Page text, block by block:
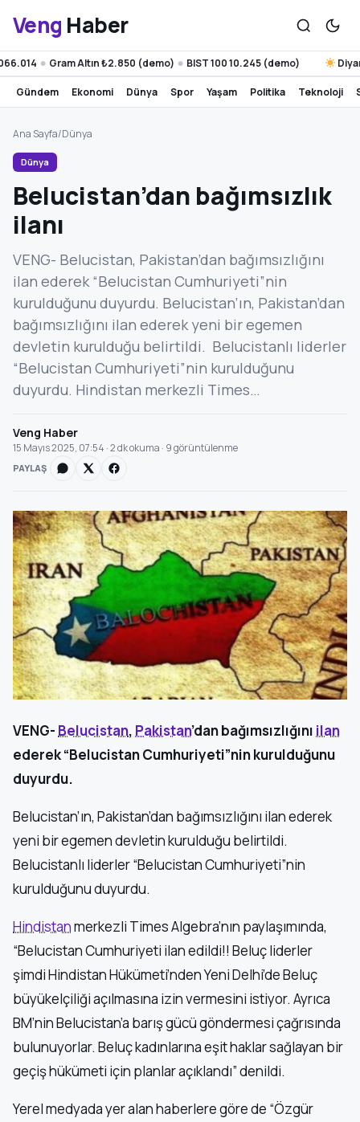
Veng Haber
● Gram Altın ₺2.850 (demo) ● BIST 100 10.245 (demo)
gündem ekonomi dünya spor yaşam politika teknoloji
Ana Sayfa/Dünya
Dünya
Belucistan’dan bağımsızlık
ilanı
VENG- Belucistan, Pakistan’dan bağımsızlığını
ilan ederek “Belucistan Cumhuriyeti”nin
kurulduğunu duyurdu. Belucistan’ın, Pakistan’dan
bağımsızlığını ilan ederek yeni bir egemen
devletin kurulduğu belirtildi. Belucistanlı liderler
“Belucistan Cumhuriyeti”nin kurulduğunu
duyurdu. Hindistan merkezli Times…
Veng Haber
15 Mayıs 2025, 07:54 · 2 dk okuma · 9 görüntülenme
PAYLAŞ
VENG- Belucistan, Pakistan’dan bağımsızlığını ilan
ederek “Belucistan Cumhuriyeti”nin kurulduğunu
duyurdu.
Belucistan’ın, Pakistan’dan bağımsızlığını ilan ederek
yeni bir egemen devletin kurulduğu belirtildi.
Belucistanlı liderler “Belucistan Cumhuriyeti”nin
kurulduğunu duyurdu.
Hindistanmerkezli Times Algebra’nın paylaşımında,
“Belucistan Cumhuriyeti ilan edildi!! Beluç liderler
şimdi Hindistan Hükümeti’nden Yeni Delhi’de Beluç
büyükelçiliği açılmasına izin vermesini istiyor. Ayrıca
BM’nin Belucistan’a barış gücü göndermesi çağrısında
bulunuyorlar. Beluç kadınlarına eşit haklar sağlayan bir
geçiş hükümeti için planlar açıklandı” denildi.
Yerel medyada yer alan haberlere göre de “Özgür